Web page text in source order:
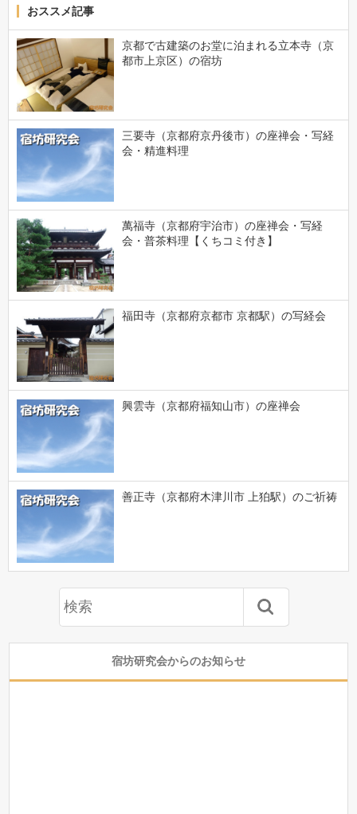
おススメ記事
京都で古建築のお堂に泊まれる立本寺（京
都市上京区）の宿坊
三要寺（京都府京丹後市）の座禅会・写経
会・精進料理
萬福寺（京都府宇治市）の座禅会・写経
会・普茶料理【くちコミ付き】
福田寺（京都府京都市 京都駅）の写経会
興雲寺（京都府福知山市）の座禅会
善正寺（京都府木津川市 上狛駅）のご祈祷
宿坊研究会からのお知らせ